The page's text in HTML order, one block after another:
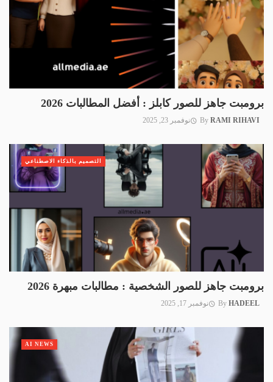
برومبت جاهز للصور كابلز : أفضل المطالبات 2026
By RAMI RIHAVI نوفمبر 23, 2025
برومبت جاهز للصور الشخصية : مطالبات مبهرة 2026
By HADEEL نوفمبر 17, 2025
التصميم بالذكاء الاصطناعي
AI NEWS